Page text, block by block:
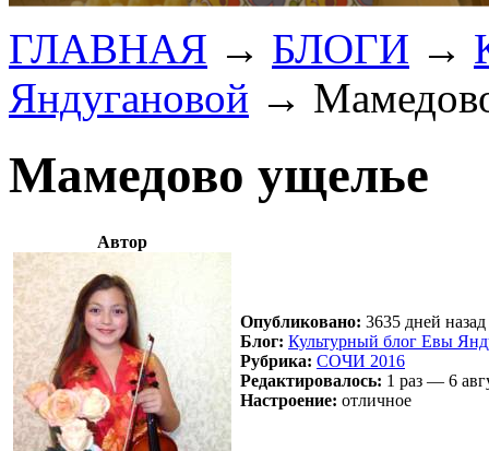
ГЛАВНАЯ → БЛОГИ →
Яндугановой →
Мамедово ущелье
Автор
Опубликовано: 3635 дней
Блог: Культурный блог Евы
Рубрика: СОЧИ 2016
Редактировалось: 1 раз — 6
Настроение: отличное